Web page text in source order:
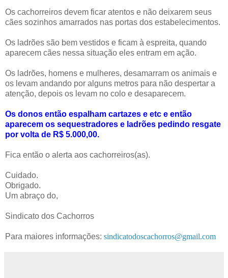
Os cachorreiros devem ficar atentos e não deixarem seus
cães sozinhos amarrados nas portas dos estabelecimentos.
Os ladrões são bem vestidos e ficam à espreita, quando
aparecem cães nessa situação eles entram em ação.
Os ladrões, homens e mulheres, desamarram os animais e
os levam andando por alguns metros para não despertar a
atenção, depois os levam no colo e desaparecem.
Os donos então espalham cartazes e etc e então
aparecem os sequestradores e ladrões pedindo resgate
por volta de R$ 5.000,00.
Fica então o alerta aos cachorreiros(as).
Cuidado.
Obrigado.
Um abraço do,
Sindicato dos Cachorros
Para maiores informações: sindicatodoscachorros@gmail.com